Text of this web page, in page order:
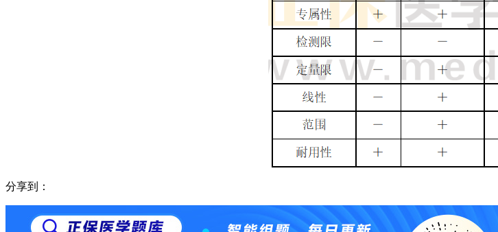
分享到：